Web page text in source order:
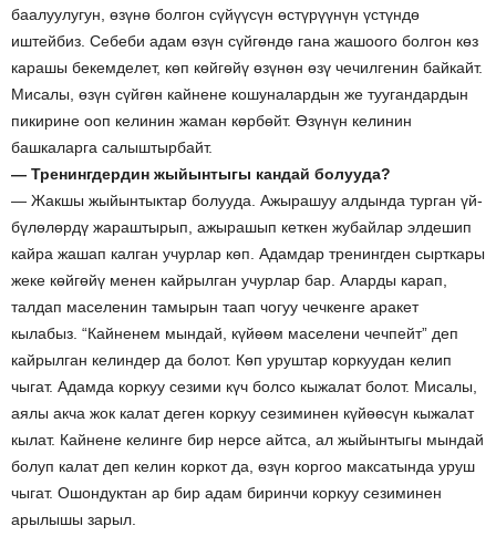
баалуулугун, өзүнө болгон сүйүүсүн өстүрүүнүн үстүндө
иштейбиз. Себеби адам өзүн сүйгөндө гана жашоого болгон көз
карашы бекемделет, көп көйгөйү өзүнөн өзү чечилгенин байкайт.
Мисалы, өзүн сүйгөн кайнене кошуналардын же туугандардын
пикирине ооп келинин жаман көрбөйт. Өзүнүн келинин
башкаларга салыштырбайт.
— Тренингдердин жыйынтыгы кандай болууда?
— Жакшы жыйынтыктар болууда. Ажырашуу алдында турган үй-
бүлөлөрдү жараштырып, ажырашып кеткен жубайлар элдешип
кайра жашап калган учурлар көп. Адамдар тренингден сырткары
жеке көйгөйү менен кайрылган учурлар бар. Аларды карап,
талдап маселенин тамырын таап чогуу чечкенге аракет
кылабыз. “Кайненем мындай, күйөөм маселени чечпейт” деп
кайрылган келиндер да болот. Көп уруштар коркуудан келип
чыгат. Адамда коркуу сезими күч болсо кыжалат болот. Мисалы,
аялы акча жок калат деген коркуу сезиминен күйөөсүн кыжалат
кылат. Кайнене келинге бир нерсе айтса, ал жыйынтыгы мындай
болуп калат деп келин коркот да, өзүн коргоо максатында уруш
чыгат. Ошондуктан ар бир адам биринчи коркуу сезиминен
арылышы зарыл.